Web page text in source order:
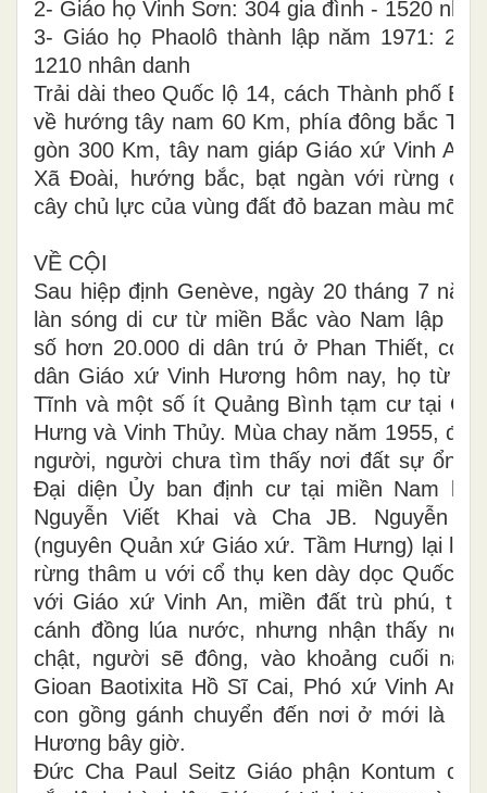
2- Giáo họ Vinh Sơn: 304 gia đình - 1520
3- Giáo họ Phaolô thành lập năm 1971:
1210 nhân danh
Trải dài theo Quốc lộ 14, cách Thành phố
về hướng tây nam 60 Km, phía đông bắc
gòn 300 Km, tây nam giáp Giáo xứ Vinh An
Xã Đoài, hướng bắc, bạt ngàn với rừng cà
cây chủ lực của vùng đất đỏ bazan màu mỡ.
VỀ CỘI
Sau hiệp định Genève, ngày 20 tháng 7
làn sóng di cư từ miền Bắc vào Nam lập
số hơn 20.000 di dân trú ở Phan Thiết, có
dân Giáo xứ Vinh Hương hôm nay, họ từ
Tĩnh và một số ít Quảng Bình tạm cư tại
Hưng và Vinh Thủy. Mùa chay năm 1955, đất
người, người chưa tìm thấy nơi đất sự ổn
Đại diện Ủy ban định cư tại miền Nam là
Nguyễn Viết Khai và Cha JB. Nguyễn
(nguyên Quản xứ Giáo xứ. Tầm Hưng) lại lần
rừng thâm u với cổ thụ ken dày dọc Quốc lộ
với Giáo xứ Vinh An, miền đất trù phú, trải
cánh đồng lúa nước, nhưng nhận thấy nơi
chật, người sẽ đông, vào khoảng cuối
Gioan Baotixita Hồ Sĩ Cai, Phó xứ Vinh An
con gồng gánh chuyển đến nơi ở mới là
Hương bây giờ.
Đức Cha Paul Seitz Giáo phận Kontum